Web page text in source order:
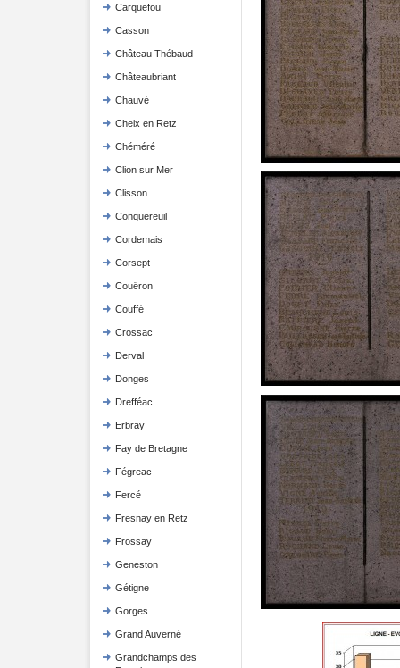
Carquefou
Casson
Château Thébaud
Châteaubriant
Chauvé
Cheix en Retz
Chéméré
Clion sur Mer
Clisson
Conquereuil
Cordemais
Corsept
Couëron
Couffé
Crossac
Derval
Donges
Drefféac
Erbray
Fay de Bretagne
Fégreac
Fercé
Fresnay en Retz
Frossay
Geneston
Gétigne
Gorges
Grand Auverné
Grandchamps des